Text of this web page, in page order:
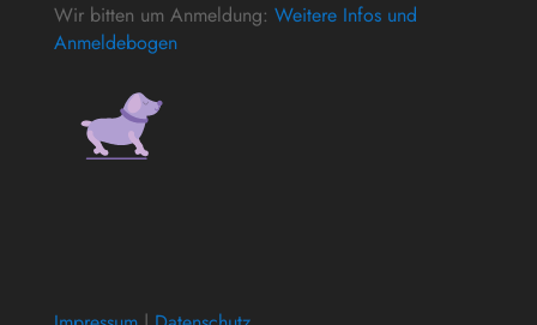
Wir bitten um Anmeldung: Weitere Infos und
Anmeldebogen